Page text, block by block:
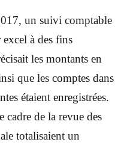
un suivi comptable
à des fins
les montants en
que les comptes dans
étaient enregistrées.
cadre de la revue des
totalisaient un